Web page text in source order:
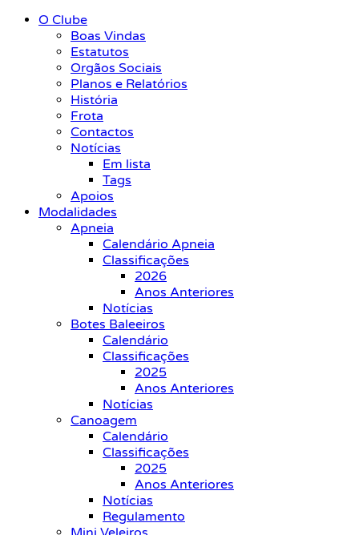
O Clube
Boas Vindas
Estatutos
Orgãos Sociais
Planos e Relatórios
História
Frota
Contactos
Notícias
Em lista
Tags
Apoios
Modalidades
Apneia
Calendário Apneia
Classificações
2026
Anos Anteriores
Notícias
Botes Baleeiros
Calendário
Classificações
2025
Anos Anteriores
Notícias
Canoagem
Calendário
Classificações
2025
Anos Anteriores
Notícias
Regulamento